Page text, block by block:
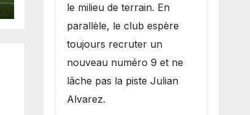
le milieu de terrain. En
parallèle, le club espère
toujours recruter un
nouveau numéro 9 et ne
lâche pas la piste Julian
Alvarez.